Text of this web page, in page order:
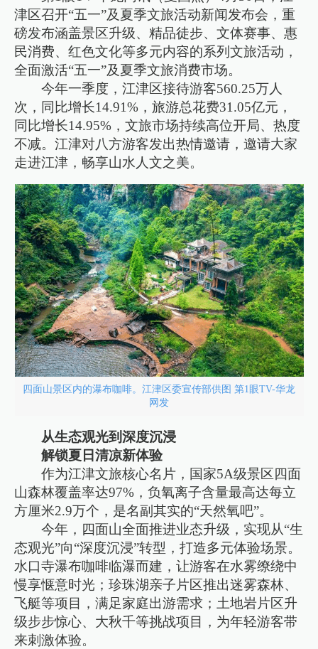
津区召开“五一”及夏季文旅活动新闻发布会，重
磅发布涵盖景区升级、精品徒步、文体赛事、惠
民消费、红色文化等多元内容的系列文旅活动，
全面激活“五一”及夏季文旅消费市场。
今年一季度，江津区接待游客560.25万人
次，同比增长14.91%，旅游总花费31.05亿元，
同比增长14.95%，文旅市场持续高位开局、热度
不减。江津对八方游客发出热情邀请，邀请大家
走进江津，畅享山水人文之美。
四面山景区内的瀑布咖啡。江津区委宣传部供图 第1眼TV-华龙
网发
从生态观光到深度沉浸
解锁夏日清凉新体验
作为江津文旅核心名片，国家5A级景区四面
山森林覆盖率达97%，负氧离子含量最高达每立
方厘米2.9万个，是名副其实的“天然氧吧”。
今年，四面山全面推进业态升级，实现从“生
态观光”向“深度沉浸”转型，打造多元体验场景。
水口寺瀑布咖啡临瀑而建，让游客在水雾缭绕中
慢享惬意时光；珍珠湖亲子片区推出迷雾森林、
飞艇等项目，满足家庭出游需求；土地岩片区升
级步步惊心、大秋千等挑战项目，为年轻游客带
来刺激体验。